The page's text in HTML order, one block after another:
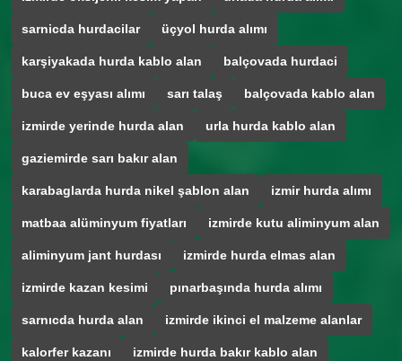
sarnicda hurdacilar üçyol hurda alımı
karşiyakada hurda kablo alan balçovada hurdaci
buca ev eşyası alımı sarı talaş balçovada kablo alan
izmirde yerinde hurda alan urla hurda kablo alan
gaziemirde sarı bakır alan
karabaglarda hurda nikel şablon alan izmir hurda alımı
matbaa alüminyum fiyatları izmirde kutu aliminyum alan
aliminyum jant hurdası izmirde hurda elmas alan
izmirde kazan kesimi pınarbaşında hurda alımı
sarnıcda hurda alan izmirde ikinci el malzeme alanlar
kalorfer kazanı izmirde hurda bakır kablo alan